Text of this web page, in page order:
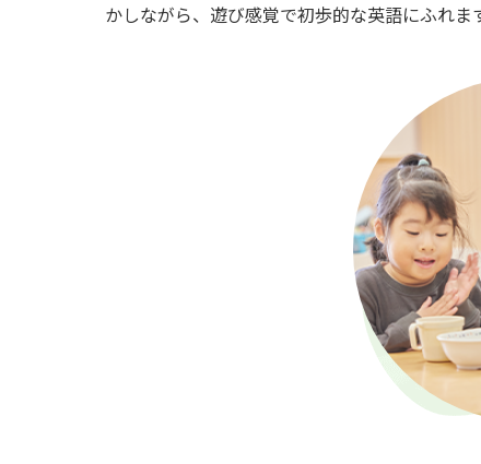
かしながら、遊び感覚で初歩的な英語にふれま